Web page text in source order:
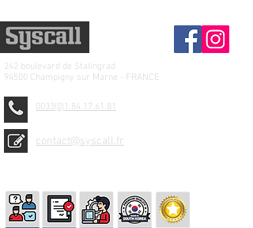
242 boulevard de Stalingrad
94500 Champigny sur Marne - FRANCE
0033(0)1.84.17.61.81
contact@syscall.fr